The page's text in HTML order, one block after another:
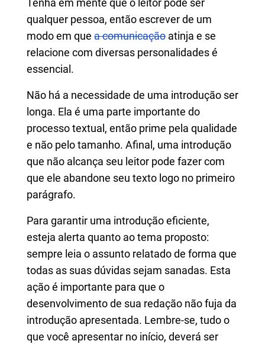
Tenha em mente que o leitor pode ser
qualquer pessoa, então escrever de um
modo em que a comunicação atinja e se
relacione com diversas personalidades é
essencial.
Não há a necessidade de uma introdução ser
longa. Ela é uma parte importante do
processo textual, então prime pela qualidade
e não pelo tamanho. Afinal, uma introdução
que não alcança seu leitor pode fazer com
que ele abandone seu texto logo no primeiro
parágrafo.
Para garantir uma introdução eficiente,
esteja alerta quanto ao tema proposto:
sempre leia o assunto relatado de forma que
todas as suas dúvidas sejam sanadas. Esta
ação é importante para que o
desenvolvimento de sua redação não fuja da
introdução apresentada. Lembre-se, tudo o
que você apresentar no início, deverá ser